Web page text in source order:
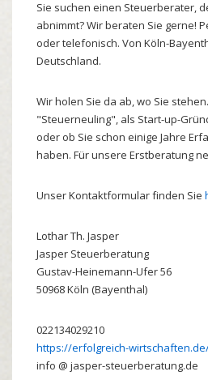
Sie suchen einen Steuerberater,
abnimmt? Wir beraten Sie gerne!
oder telefonisch. Von Köln-
Deutschland.
Wir holen Sie da ab, wo Sie
"Steuerneuling", als Start-up-
oder ob Sie schon einige Jahre
haben. Für unsere Erstberatung
Unser Kontaktformular finden Sie
LotharTh. Jasper
Jasper Steuerberatung
Gustav-Heinemann-Ufer 56
50968Köln (Bayenthal)
022134029210
https://erfolgreich-
info @ jasper-steuerberatung.de